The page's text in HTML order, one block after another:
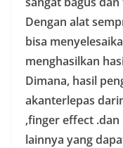
Dengan alat
bisa
menghasilkan
Dimana, hasil
akanterlepas
,finger effect
lainnya yang